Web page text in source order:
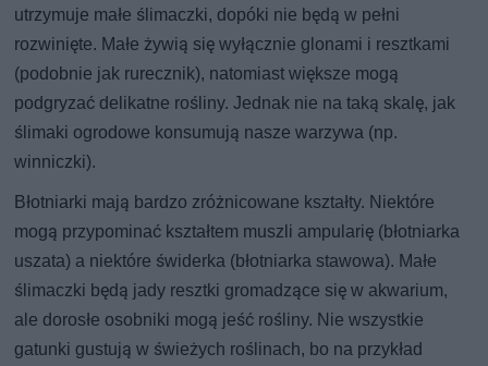
utrzymuje małe ślimaczki, dopóki nie będą w pełni
rozwinięte. Małe żywią się wyłącznie glonami i resztkami
(podobnie jak rurecznik), natomiast większe mogą
podgryzać delikatne rośliny. Jednak nie na taką skalę, jak
ślimaki ogrodowe konsumują nasze warzywa (np.
winniczki).
Błotniarki mają bardzo zróżnicowane kształty. Niektóre
mogą przypominać kształtem muszli ampularię (błotniarka
uszata) a niektóre świderka (błotniarka stawowa). Małe
ślimaczki będą jady resztki gromadzące się w akwarium,
ale dorosłe osobniki mogą jeść rośliny. Nie wszystkie
gatunki gustują w świeżych roślinach, bo na przykład